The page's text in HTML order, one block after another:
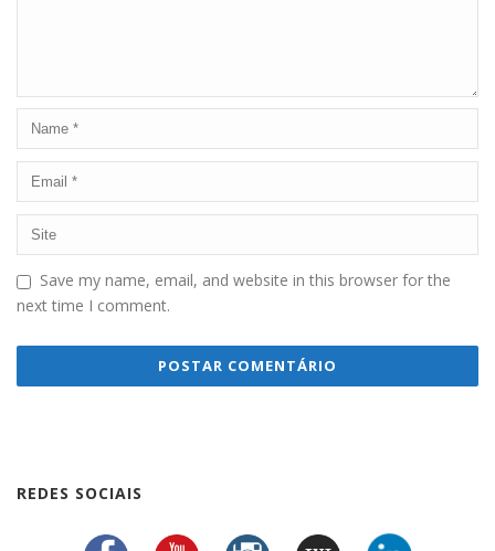
Save my name, email, and website in this browser for the
next time I comment.
REDES SOCIAIS